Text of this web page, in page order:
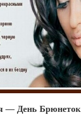
— День Брюнеток